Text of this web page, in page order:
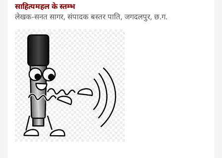
साहित्यमहल के स्तम्भ
लेखक-सनत सागर, संपादक बस्तर पाति, जगदलपुर, छ.ग.